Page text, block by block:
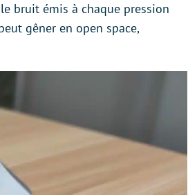
bruit émis à chaque pression
gêner en open space,